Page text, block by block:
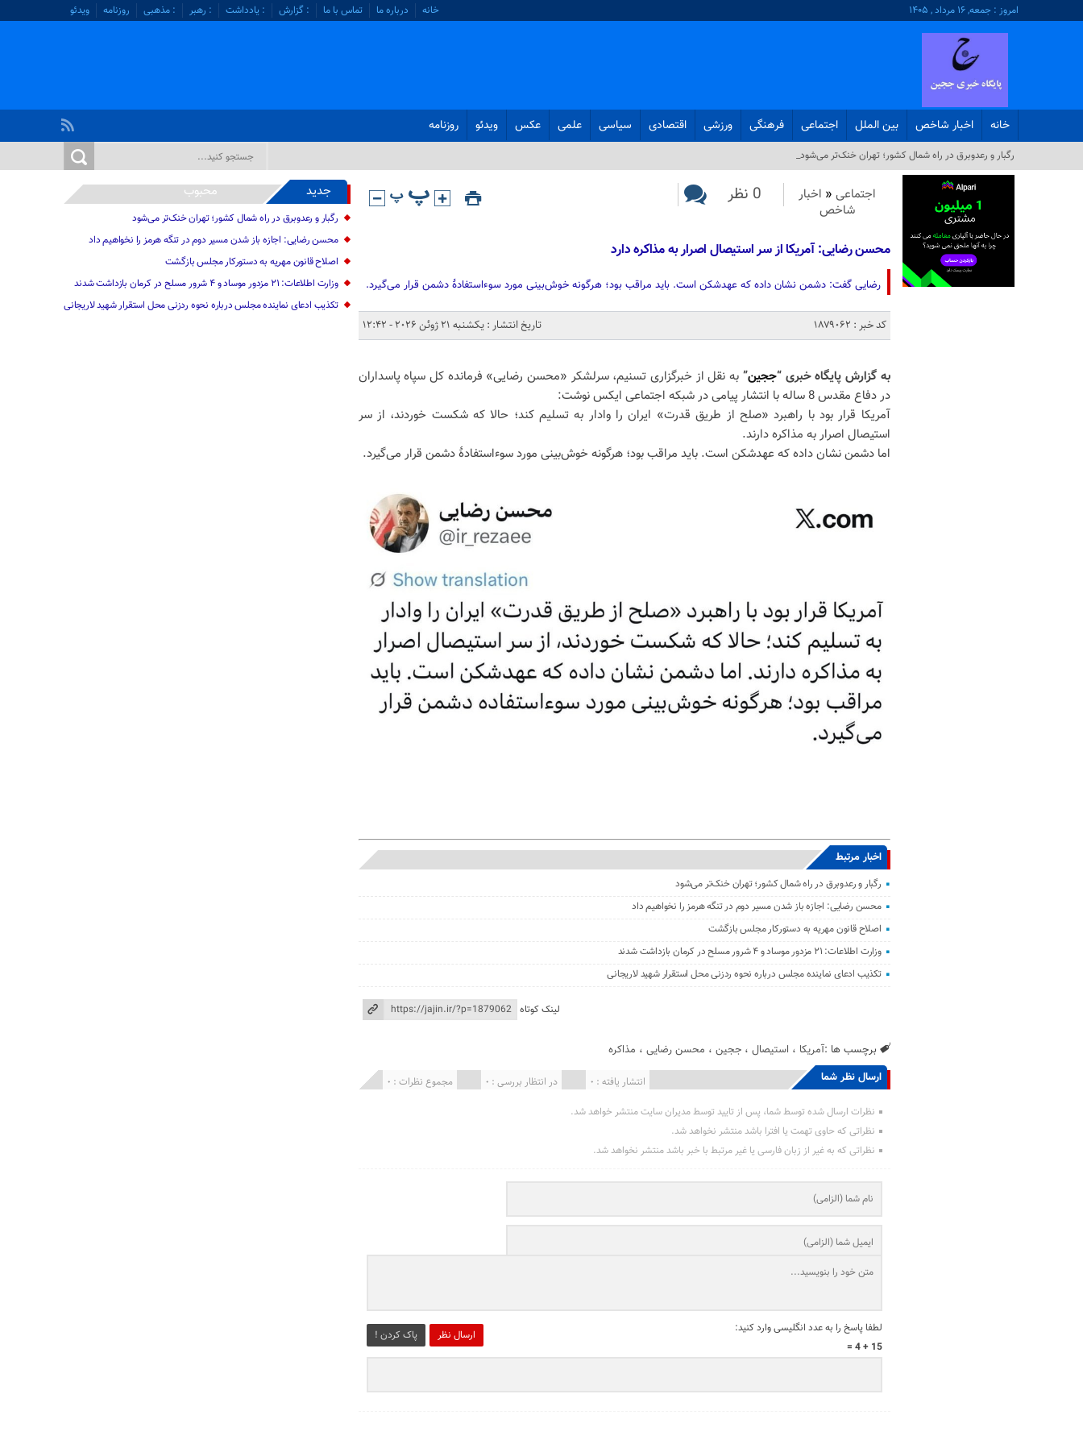
امروز : جمعه, ۱۶ مرداد , ۱۴۰۵ خانه درباره ما تماس با ما : گزارش : یادداشت : رهبر : مذهبی روزنامه ویدئو
خانه اخبار شاخص بین الملل اجتماعی فرهنگی ورزشی اقتصادی سیاسی علمی عکس ویدئو روزنامه
محس_
اجتماعی « اخبار
شاخص
0 نظر
محسن رضایی: آمریکا از سر استیصال اصرار به مذاکره دارد
رضایی گفت: دشمن نشان داده که عهدشکن است. باید مراقب بود؛ هرگونه خوش‌بینی مورد سوءاستفادهٔ دشمن قرار می‌گیرد.
کد خبر : 1879062 تاریخ انتشار : یکشنبه 21 ژوئن 2026 - 12:42
به گزارش پایگاه خبری “ججین” به نقل از خبرگزاری تسنیم، سرلشکر «محسن رضایی» فرمانده کل سپاه پاسداران
در دفاع مقدس 8 ساله با انتشار پیامی در شبکه اجتماعی ایکس نوشت:
آمریکا قرار بود با راهبرد «صلح از طریق قدرت» ایران را وادار به تسلیم کند؛ حالا که شکست خوردند، از سر
استیصال اصرار به مذاکره دارند.
اما دشمن نشان داده که عهدشکن است. باید مراقب بود؛ هرگونه خوش‌بینی مورد سوءاستفادهٔ دشمن قرار می‌گیرد.
اخبار مرتبط
رگبار و رعدوبرق در راه شمال کشور؛ تهران خنک‌تر می‌شود
محسن رضایی: اجازه باز شدن مسیر دوم در تنگه هرمز را نخواهیم داد
اصلاح قانون مهریه به دستورکار مجلس بازگشت
وزارت اطلاعات: ۲۱ مزدور موساد و ۴ شرور مسلح در کرمان بازداشت شدند
تکذیب ادعای نماینده مجلس درباره نحوه ردزنی محل استقرار شهید لاریجانی
لینک کوتاه
برچسب ها :آمریکا ، استیصال ،ججین ، محسن رضایی ، مذاکره
ارسال نظر شما مجموع نظرات : 0 در انتظار بررسی : 0 انتشار یافته : 0
نظرات ارسال شده توسط شما، پس از تایید توسط مدیران سایت منتشر خواهد شد.
نظراتی که حاوی تهمت یا افترا باشد منتشر نخواهد شد.
نظراتی که به غیر از زبان فارسی یا غیر مرتبط با خبر باشد منتشر نخواهد شد.
ارسال نظر پاک کردن !
لطفا پاسخ را به عدد انگلیسی وارد کنید:
15 + 4 =
جدید محبوب
رگبار و رعدوبرق در راه شمال کشور؛ تهران خنک‌تر می‌شود
محسن رضایی: اجازه باز شدن مسیر دوم در تنگه هرمز را نخواهیم داد
اصلاح قانون مهریه به دستورکار مجلس بازگشت
وزارت اطلاعات: ۲۱ مزدور موساد و ۴ شرور مسلح در کرمان بازداشت شدند
تکذیب ادعای نماینده مجلس درباره نحوه ردزنی محل استقرار شهید لاریجانی